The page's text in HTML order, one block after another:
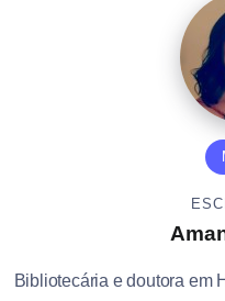
Bibliotecária e doutora em